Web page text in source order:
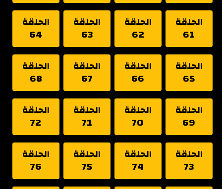
الحلقة
61
الحلقة
62
الحلقة
63
الحلقة
64
الحلقة
65
الحلقة
66
الحلقة
67
الحلقة
68
الحلقة
69
الحلقة
70
الحلقة
71
الحلقة
72
الحلقة
73
الحلقة
74
الحلقة
75
الحلقة
76